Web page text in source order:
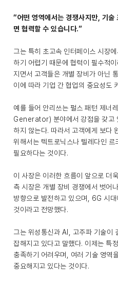
“어떤 영역에서는 경쟁사지만, 기술
면 협력할 수 있습니다.”
그는 특히 초고속 인터페이스 시장
하기 어렵기 때문에 협력이 필수적
지면서 고객들은 개별 장비가 아닌
이에 따라 기업 간 협업의 중요성도
예를 들어 안리쓰는 펄스 패턴 제
Generator) 분야에서 강점을 갖고
하지 않는다. 따라서 고객에게 보다
위해서는 텍트로닉스나 텔레다인 르
필요하다는 것이다.
이 사장은 이러한 흐름이 앞으로 더
측 시장은 개별 장비 경쟁에서 벗어
방향으로 발전하고 있으며, 6G 시
것이라고 전망했다.
그는 위성통신과 AI, 고주파 기술이
잡해지고 있다고 말했다. 이제는 특
충족하기 어려우며, 여러 기술 영역
중요해지고 있다는 것이다.